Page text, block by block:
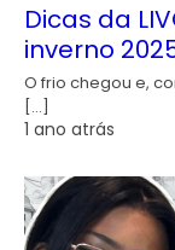
Dicas da
inverno
O frio chegou e,
[…]
1 ano atrás